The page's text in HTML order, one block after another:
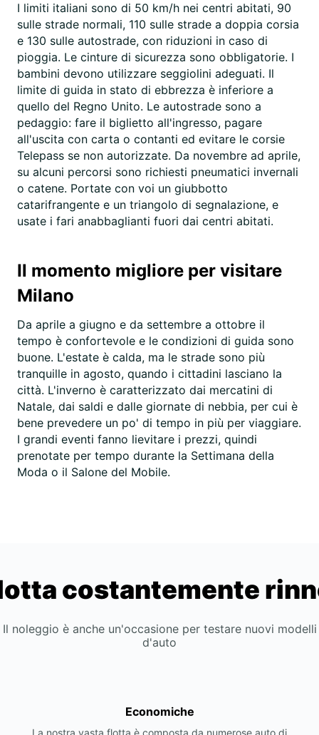
I limiti italiani sono di 50 km/h nei centri abitati, 90
sulle strade normali, 110 sulle strade a doppia corsia
e 130 sulle autostrade, con riduzioni in caso di
pioggia. Le cinture di sicurezza sono obbligatorie. I
bambini devono utilizzare seggiolini adeguati. Il
limite di guida in stato di ebbrezza è inferiore a
quello del Regno Unito. Le autostrade sono a
pedaggio: fare il biglietto all'ingresso, pagare
all'uscita con carta o contanti ed evitare le corsie
Telepass se non autorizzate. Da novembre ad aprile,
su alcuni percorsi sono richiesti pneumatici invernali
o catene. Portate con voi un giubbotto
catarifrangente e un triangolo di segnalazione, e
usate i fari anabbaglianti fuori dai centri abitati.
Il momento migliore per visitare
Milano
Da aprile a giugno e da settembre a ottobre il
tempo è confortevole e le condizioni di guida sono
buone. L'estate è calda, ma le strade sono più
tranquille in agosto, quando i cittadini lasciano la
città. L'inverno è caratterizzato dai mercatini di
Natale, dai saldi e dalle giornate di nebbia, per cui è
bene prevedere un po' di tempo in più per viaggiare.
I grandi eventi fanno lievitare i prezzi, quindi
prenotate per tempo durante la Settimana della
Moda o il Salone del Mobile.
costantemente
Il noleggio è anche un'occasione per testare nuovi modelli
d'auto
Economiche
La nostra vasta flotta è composta da numerose auto di